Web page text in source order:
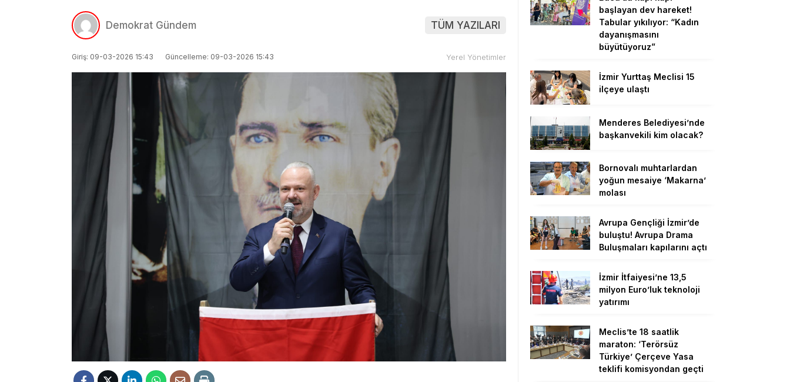
Demokrat Gündem TÜM YAZILARI
Giriş: 09-03-2026 15:43 Güncelleme: 09-03-2026 15:43 Yerel Yönetimler
başlayan dev hareket!
Tabular yıkılıyor: “Kadın
dayanışmasını
büyütüyoruz”
İzmir Yurttaş Meclisi 15
ilçeye ulaştı
Menderes Belediyesi’nde
başkanvekili kim olacak?
Bornovalı muhtarlardan
yoğun mesaiye ‘Makarna’
molası
Avrupa Gençliği İzmir’de
buluştu! Avrupa Drama
Buluşmaları kapılarını açtı
İzmir İtfaiyesi’ne 13,5
milyon Euro’luk teknoloji
yatırımı
Meclis’te 18 saatlik
maraton: ‘Terörsüz
Türkiye’ Çerçeve Yasa
teklifi komisyondan geçti